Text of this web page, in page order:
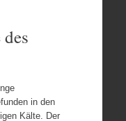
in den
Kälte. Der